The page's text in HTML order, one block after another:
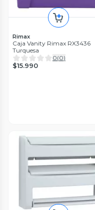
Rimax
Caja Vanity Rimax RX3436
Turquesa
0(0)
$15.990